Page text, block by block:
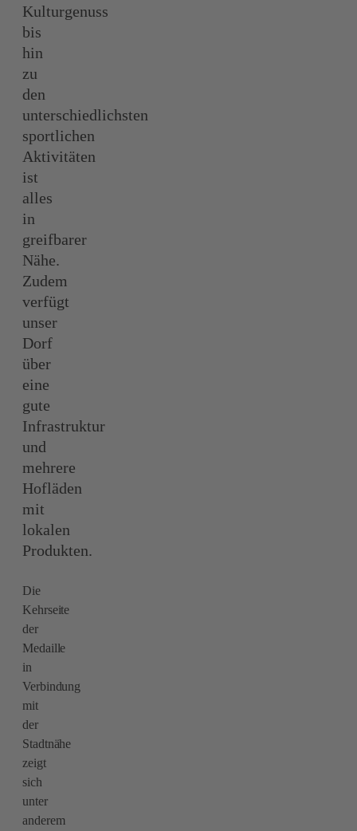
Kulturgenuss
bis
hin
zu
den
unterschiedlichsten
sportlichen
Aktivitäten
ist
alles
in
greifbarer
Nähe.
Zudem
verfügt
unser
Dorf
über
eine
gute
Infrastruktur
und
mehrere
Hofläden
mit
lokalen
Produkten.
Die
Kehrseite
der
Medaille
in
Verbindung
mit
der
Stadtnähe
zeigt
sich
unter
anderem